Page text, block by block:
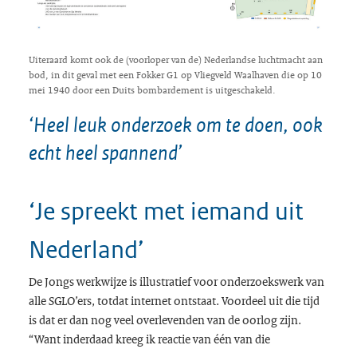
Uiteraard komt ook de (voorloper van de) Nederlandse luchtmacht aan
bod, in dit geval met een Fokker G1 op Vliegveld Waalhaven die op 10
mei 1940 door een Duits bombardement is uitgeschakeld.
‘Heel leuk onderzoek om te doen, ook
echt heel spannend’
‘Je spreekt met iemand uit
Nederland’
De Jongs werkwijze is illustratief voor onderzoekswerk van
alle SGLO’ers, totdat internet ontstaat. Voordeel uit die tijd
is dat er dan nog veel overlevenden van de oorlog zijn.
“Want inderdaad kreeg ik reactie van één van die